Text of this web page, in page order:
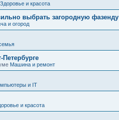
Здоровье и красота
выбрать загородную фазенду
и огород
Машина и ремонт
и IT
и красота